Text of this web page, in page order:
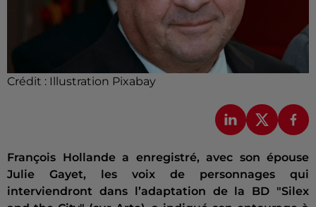
Crédit : Illustration Pixabay
François Hollande a enregistré, avec son épouse
Julie Gayet, les voix de personnages qui
interviendront dans l’adaptation de la BD "Silex